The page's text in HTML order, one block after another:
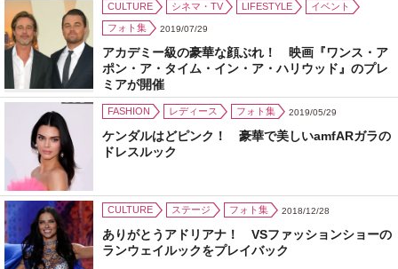
CULTURE シネマ・TV LIFESTYLE
イベント
フォト集
2019/07/29
アカデミー級の豪華な顔ぶれ！ 映画『ワンス・ア
ポン・ア・タイム・イン・ア・ハリウッド』のプレ
ミアが開催
FASHION レディース フォト集 2019/05/29
ケンダルはどピンク！ 豪華で美しいamfARガラの
ドレスルック
CULTURE ステージ フォト集 2018/12/28
ありがとうアドリアナ！ VSファッションショーの
ランウェイルックをプレイバック